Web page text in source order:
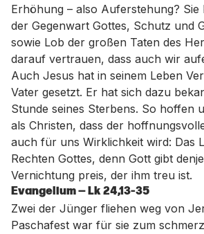
Erhöhung – also Auferstehung? Sie
der Gegenwart Gottes, Schutz und
sowie Lob der großen Taten des
darauf vertrauen, dass auch wir
Auch Jesus hat in seinem Leben
Vater gesetzt. Er hat sich dazu
Stunde seines Sterbens. So hoffen
als Christen, dass der
auch für uns Wirklichkeit wird: Das
Rechten Gottes, denn Gott gibt
Vernichtung preis, der ihm treu ist.
Evangelium — Lk 24,13-35
Zwei der Jünger fliehen weg von
Paschafest war für sie zum